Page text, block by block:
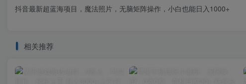
抖音最新超蓝海项目，魔法照片，无脑矩阵操作，小白也能日入1000+
相关推荐